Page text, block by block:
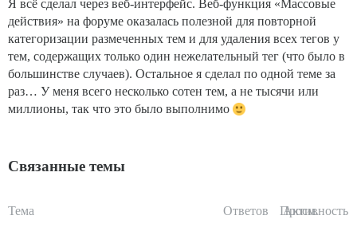
Я всё сделал через веб-интерфейс. Веб-функция «Массовые
действия» на форуме оказалась полезной для повторной
категоризации размеченных тем и для удаления всех тегов у
тем, содержащих только один нежелательный тег (что было в
большинстве случаев). Остальное я сделал по одной теме за
раз… У меня всего несколько сотен тем, а не тысячи или
миллионы, так что это было выполнимо
Связанные темы
Тема Ответов Просм.
Активность